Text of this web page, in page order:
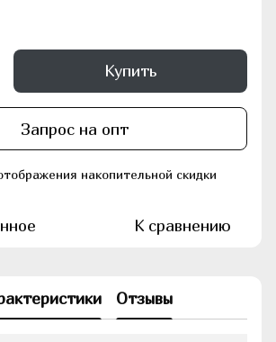
Купить
Запрос на опт
накопительной скидки
К сравнению
Отзывы